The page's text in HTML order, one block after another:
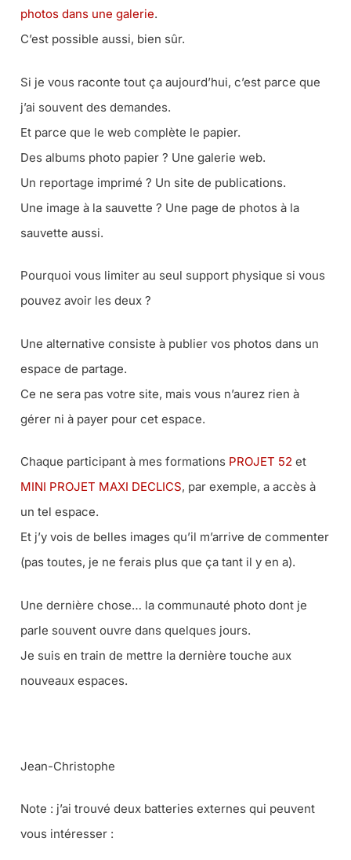
photos dans une galerie.
C’est possible aussi, bien sûr.
Si je vous raconte tout ça aujourd’hui, c’est parce que
j’ai souvent des demandes.
Et parce que le web complète le papier.
Des albums photo papier ? Une galerie web.
Un reportage imprimé ? Un site de publications.
Une image à la sauvette ? Une page de photos à la
sauvette aussi.
Pourquoi vous limiter au seul support physique si vous
pouvez avoir les deux ?
Une alternative consiste à publier vos photos dans un
espace de partage.
Ce ne sera pas votre site, mais vous n’aurez rien à
gérer ni à payer pour cet espace.
Chaque participant à mes formations PROJET 52 et
MINI PROJET MAXI DECLICS, par exemple, a accès à
un tel espace.
Et j’y vois de belles images qu’il m’arrive de commenter
(pas toutes, je ne ferais plus que ça tant il y en a).
Une dernière chose… la communauté photo dont je
parle souvent ouvre dans quelques jours.
Je suis en train de mettre la dernière touche aux
nouveaux espaces.
Jean-Christophe
Note : j’ai trouvé deux batteries externes qui peuvent
vous intéresser :